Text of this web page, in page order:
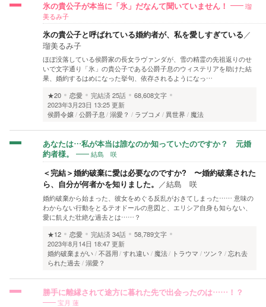
氷の貴公子が本当に「氷」だなんて聞いていません！
瑠
美るみ子
氷の貴公子と呼ばれている婚約者が、私を愛しすぎている ／
瑠美るみ子
ほぼ没落している侯爵家の長女ラヴァンダが、雪の精霊の先祖返りのせ
いで文字通り「氷」の貴公子である公爵子息のウィステリアを助けた結
果、婚約するはめになった挙句、依存されるようになっ…
★20
恋愛 完結済25話
68,608文字
2023年3月23日 13:25 更新
侯爵令嬢 公爵子息 溺愛？ ラブコメ 異世界 魔法
あなたは…私が本当は誰なのか知っていたのですか？ 元婚
約者様。
結島 咲
＜完結＞婚約破棄に愛は必要なのですか? 〜婚約破棄された
ら、自分が何者かを知りました。 ／結島 咲
婚約破棄から始まった、彼女をめぐる反乱がおきてしまった…… 意味の
わからない行動をとるテオドールの意図と、エリシア自身も知らない、
愛に飢えた壮絶な過去とは……？
★12
恋愛 完結済34話
58,789文字
2023年8月14日 18:47 更新
婚約破棄まがい 不器用 すれ違い 魔法 トラウマ ツン？
忘れ去
られた過去 溺愛？
勝手に離縁されて途方に暮れた先で出会ったのは……！？
宝月 蓮